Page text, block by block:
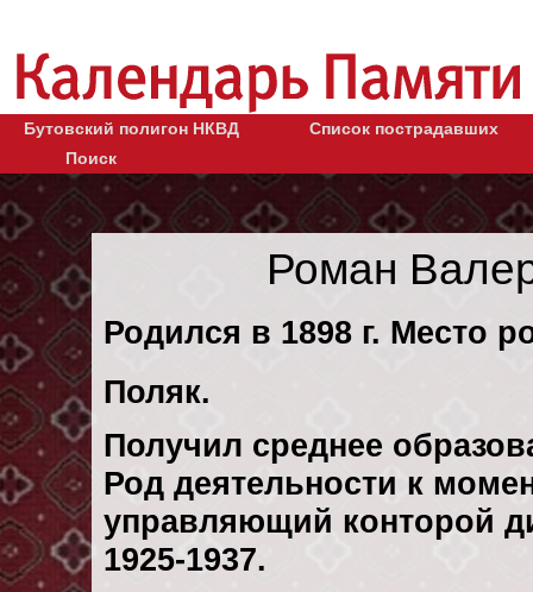
Бутовский полигон НКВД
Список пострадавших
Поиск
Роман
Родился в 1898 г. Место
Поляк.
Получил среднее
Род деятельности к
управляющий конторой
1925-1937.